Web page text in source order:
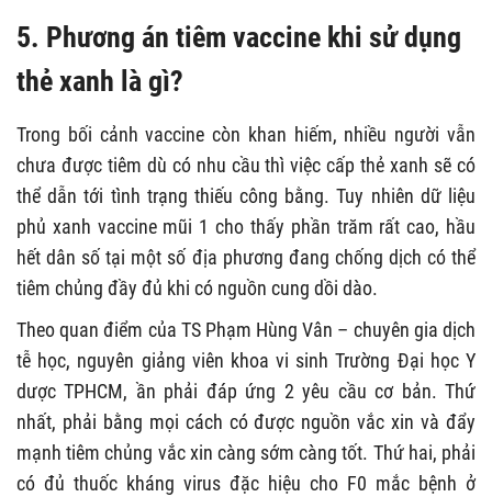
5. Phương án tiêm vaccine khi sử dụng
thẻ xanh là gì?
Trong bối cảnh vaccine còn khan hiếm, nhiều người vẫn
chưa được tiêm dù có nhu cầu thì việc cấp thẻ xanh sẽ có
thể dẫn tới tình trạng thiếu công bằng. Tuy nhiên dữ liệu
phủ xanh vaccine mũi 1 cho thấy phần trăm rất cao, hầu
hết dân số tại một số địa phương đang chống dịch có thể
tiêm chủng đầy đủ khi có nguồn cung dồi dào.
Theo quan điểm của TS Phạm Hùng Vân – chuyên gia dịch
tễ học, nguyên giảng viên khoa vi sinh Trường Đại học Y
dược TPHCM, ần phải đáp ứng 2 yêu cầu cơ bản. Thứ
nhất, phải bằng mọi cách có được nguồn vắc xin và đẩy
mạnh tiêm chủng vắc xin càng sớm càng tốt. Thứ hai, phải
có đủ thuốc kháng virus đặc hiệu cho F0 mắc bệnh ở